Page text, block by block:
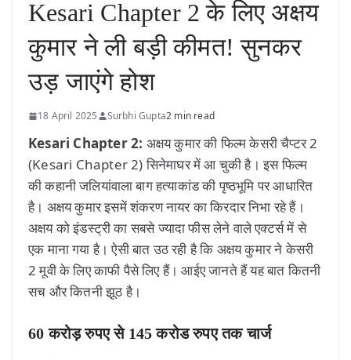
Kesari Chapter 2 के लिए अक्षय
कुमार ने ली बड़ी कीमत! सुनकर
उड़ जाएंगे होश
18 April 2025 Surbhi Gupta2 min read
Kesari Chapter 2: अक्षय कुमार की फिल्म केसरी चैप्टर 2
(Kesari Chapter 2) सिनेमाघर में आ चुकी है। इस फिल्म
की कहानी जलियांवाला बाग हत्याकांड की पृष्ठभूमि पर आधारित
है। अक्षय कुमार इसमें शंकरण नायर का किरदार निभा रहे हैं।
अक्षय को इंडस्ट्री का सबसे ज्यादा फीस लेने वाले एक्टर्स में से
एक माना गया है। ऐसी बात उठ रही है कि अक्षय कुमार ने केसरी
2 मूवी के लिए काफी पैसे लिए हैं। आईए जानते हैं यह बात कितनी
सच और कितनी झूठ है।
60 करोड़ रुपए से 145 करोड रुपए तक चार्ज